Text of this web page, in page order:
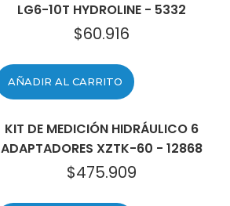
LG6-10T HYDROLINE - 5332
$60.916
AÑADIR AL CARRITO
KIT DE MEDICIÓN HIDRÁULICO 6
ADAPTADORES XZTK-60 - 12868
$475.909